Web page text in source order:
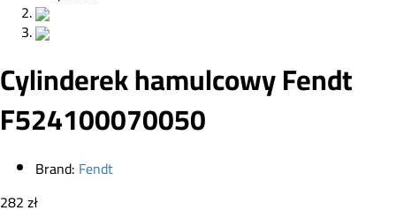
Cylinderek hamulcowy Fendt
F524100070050
Brand: Fendt
282zł